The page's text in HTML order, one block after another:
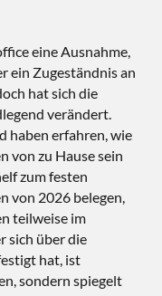
eine Ausnahme,
ein Zugeständnis an
hat sich die
verändert.
haben erfahren, wie
von zu Hause sein
zum festen
von 2026 belegen,
teilweise im
sich über die
hat, ist
sondern spiegelt